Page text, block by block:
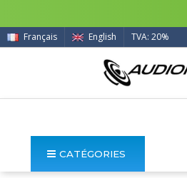
Français English TVA: 20%
CATÉGORIES